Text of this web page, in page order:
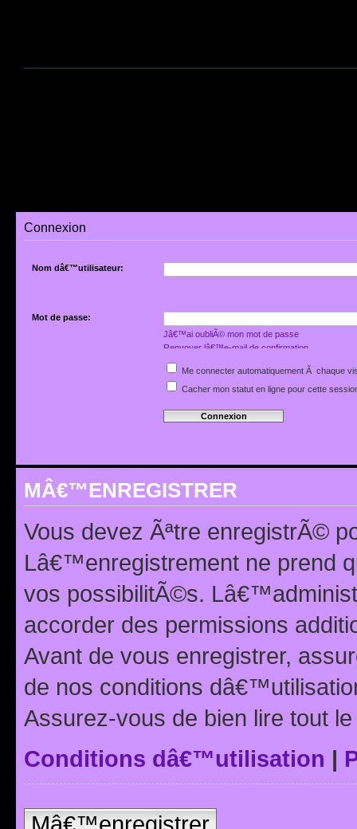
Connexion
Nom dâ€™utilisateur:
Mot de passe:
Jâ€™ai oubliÃ© mon mot de passe
Renvoyer lâ€™e-mail de confirmation
Me connecter automatiquement Ã chaque
Cacher mon statut en ligne pour cette
MÂ€™ENREGISTRER
Vous devez Ãªtre enregistrÃ©
Lâ€™enregistrement ne prend
vos possibilitÃ©s.
accorder des permissions
Avant de vous enregistrer,
de nos conditions
Assurez-vous de bien lire tout
Conditions dâ€™utilisation |
Mâ€™enregistrer